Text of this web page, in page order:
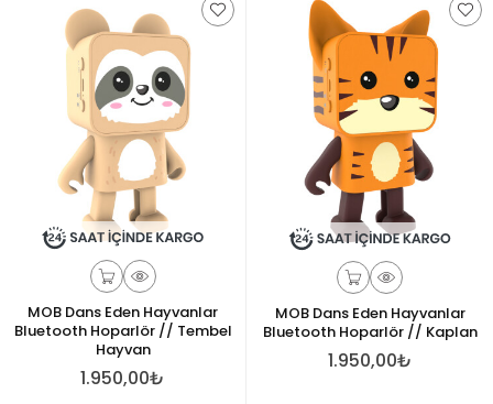
MOB Dans Eden Hayvanlar
Bluetooth Hoparlör // Tembel
Hayvan
1.950,00₺
MOB Dans Eden Hayvanlar
Bluetooth Hoparlör // Kaplan
1.950,00₺